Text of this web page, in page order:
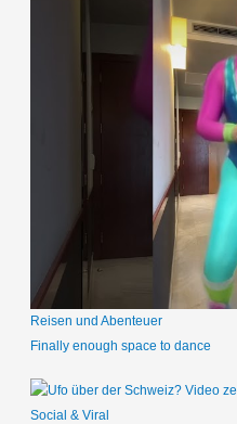
Reisen und Abenteuer
Finally enough space to dance
Social & Viral